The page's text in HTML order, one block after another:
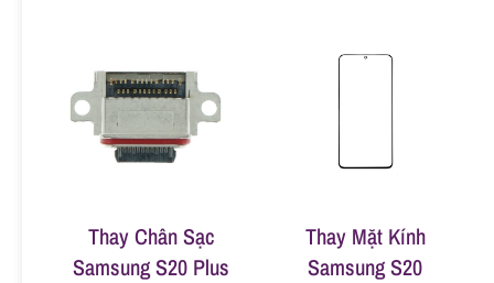
Thay Chân Sạc
Samsung S20 Plus
Thay Mặt Kính
Samsung S20